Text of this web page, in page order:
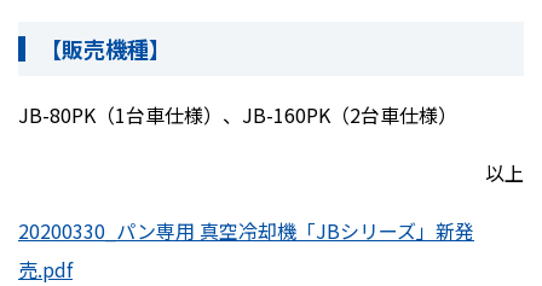
【販売機種】
JB-80PK（1台車仕様）、JB-160PK（2台車仕様）
以上
20200330_パン専用 真空冷却機「JBシリーズ」新発
売.pdf